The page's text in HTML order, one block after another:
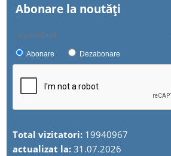
Abonare la noutăţi
Abonare Dezabonare
Total vizitatori: 19940967
actualizat la:31.07.2026